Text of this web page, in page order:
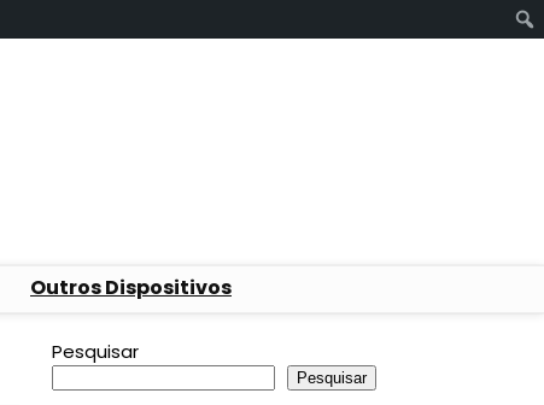
Outros Dispositivos
Pesquisar
Pesquisar